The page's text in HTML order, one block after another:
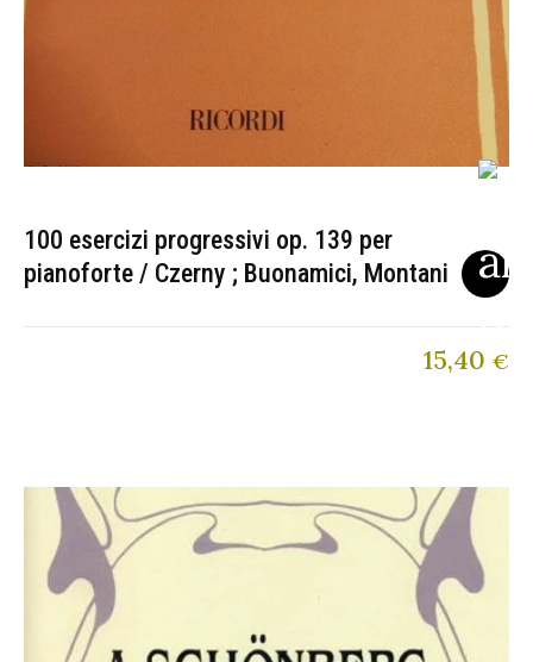
100 esercizi progressivi op. 139 per
pianoforte / Czerny ; Buonamici, Montani
15,40 €